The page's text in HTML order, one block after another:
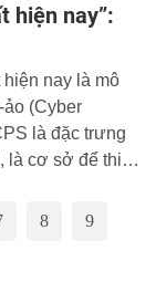
hiện nay”:
nay là mô
(Cyber
là đặc trưng
là cơ sở để thiết
8 9